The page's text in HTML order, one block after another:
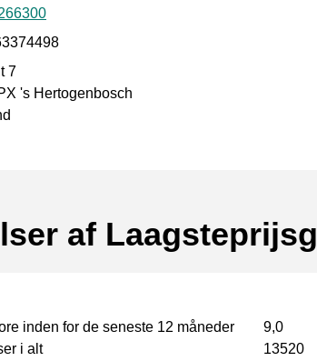
7
's Hertogenbosch
af
inden for de seneste 12 måneder
9,0
i alt
13520